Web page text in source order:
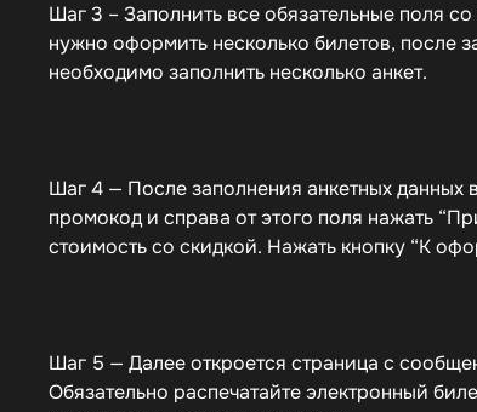
Шаг 3 – Заполнить все обязательные поля
нужно оформить несколько билетов, после
необходимо заполнить несколько анкет.
Шаг 4 — После заполнения анкетных данных
промокод и справа от этого поля нажать
стоимость со скидкой. Нажать кнопку “К
Шаг 5 — Далее откроется страница с
Обязательно распечатайте электронный